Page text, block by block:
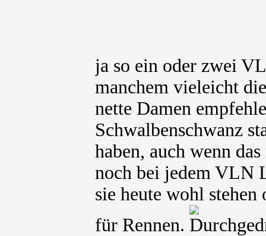
ja so ein oder zwei
manchem vieleicht
nette Damen
Schwalbenschwanz
haben, auch wenn
noch bei jedem VLN
sie heute wohl
für Rennen.